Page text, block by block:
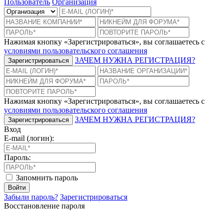
Пользователь Организация
Нажимая кнопку «Зарегистрироваться», вы соглашаетесь с
условиями пользовательского соглашения
Зарегистрироваться ЗАЧЕМ НУЖНА РЕГИСТРАЦИЯ?
Нажимая кнопку «Зарегистрироваться», вы соглашаетесь с
условиями пользовательского соглашения
Зарегистрироваться
ЗАЧЕМ НУЖНА РЕГИСТРАЦИЯ?
Вход
E-mail (логин):
Пароль:
Запомнить пароль
Войти
Забыли пароль? Зарегистрироваться
Восстановление пароля